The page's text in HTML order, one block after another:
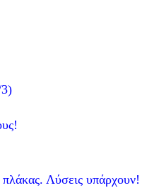
Λύσεις υπάρχουν!